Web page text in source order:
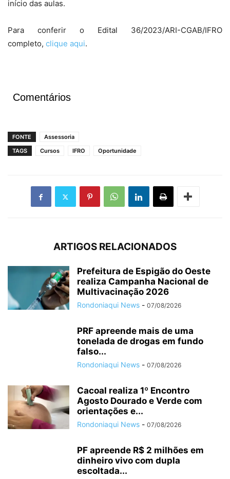
início das aulas.
Para conferir o Edital 36/2023/ARI-CGAB/IFRO
completo, clique aqui.
Comentários
FONTE
Assessoria
TAGS
Cursos IFRO Oportunidade
ARTIGOS RELACIONADOS
Prefeitura de Espigão do Oeste
realiza Campanha Nacional de
Multivacinação 2026
Rondoniaqui News - 07/08/2026
PRF apreende mais de uma
tonelada de drogas em fundo
falso...
Rondoniaqui News - 07/08/2026
Cacoal realiza 1º Encontro
Agosto Dourado e Verde com
orientações e...
Rondoniaqui News - 07/08/2026
PF apreende R$ 2 milhões em
dinheiro vivo com dupla
escoltada...